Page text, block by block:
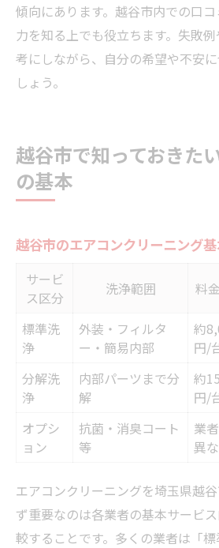
傾向にあります。越谷市内での口
力を知る上でも役立ちます。失敗
考にしながら、自分の希望や不安
しょう。
越谷市で知っておきた
の基本
越谷市のエアコンクリーニング
サービ
ス区分
洗浄範囲 料
標準洗
浄
外装・フィルタ
ー・簡易内部
約
円/
分解洗
浄
内部パーツまで分
解
約
円/
オプシ
ョン
抗菌・消臭コート
等
業
異
エアコンクリーニングを埼玉県越
ず重要なのは各業者の基本サービ
較することです。多くの業者は「